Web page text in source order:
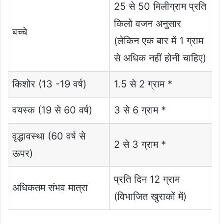
बच्चे
25 से 50 मिलीग्राम प्रति
किलो वजन अनुसार
(लेकिन एक बार में 1 ग्राम
से अधिक नहीं होनी चाहिए)
किशोर (13 -19 वर्ष) 1.5 से 2 ग्राम *
वयस्क (19 से 60 वर्ष) 3 से 6 ग्राम *
वृद्धावस्था (60 वर्ष से
ऊपर)
2 से 3 ग्राम *
अधिकतम संभव मात्रा
प्रति दिन 12 ग्राम
(विभाजित खुराकों में)